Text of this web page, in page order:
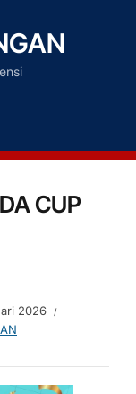
CUP
2026